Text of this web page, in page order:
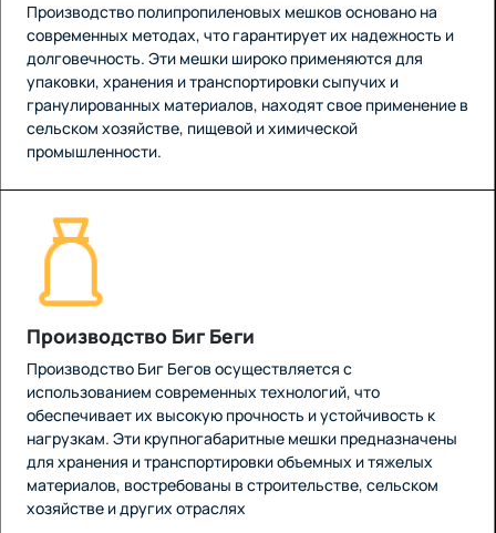
Производство полипропиленовых мешков основано на
современных методах, что гарантирует их надежность и
долговечность. Эти мешки широко применяются для
упаковки, хранения и транспортировки сыпучих и
гранулированных материалов, находят свое применение в
сельском хозяйстве, пищевой и химической
промышленности.
Производство Биг Беги
Производство Биг Бегов осуществляется с
использованием современных технологий, что
обеспечивает их высокую прочность и устойчивость к
нагрузкам. Эти крупногабаритные мешки предназначены
для хранения и транспортировки объемных и тяжелых
материалов, востребованы в строительстве, сельском
хозяйстве и других отраслях